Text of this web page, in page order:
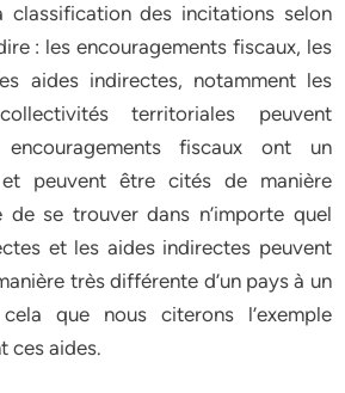
classification des incitations selon
: les encouragements fiscaux, les
aides indirectes, notamment les
territoriales peuvent
fiscaux ont un
peuvent être cités de manière
de se trouver dans n’importe quel
et les aides indirectes peuvent
très différente d’un pays à un
que nous citerons l’exemple
ces aides.